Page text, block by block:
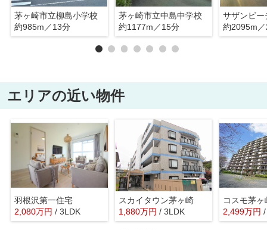
茅ヶ崎市立柳島小学校
約985m／13分
茅ヶ崎市立中島中学校
約1177m／15分
サザンビー
約2095m
エリアの近い物件
羽根沢第一住宅
2,080万円 / 3LDK
スカイタウン茅ヶ崎
1,880万円 / 3LDK
コスモ茅
2,499万円